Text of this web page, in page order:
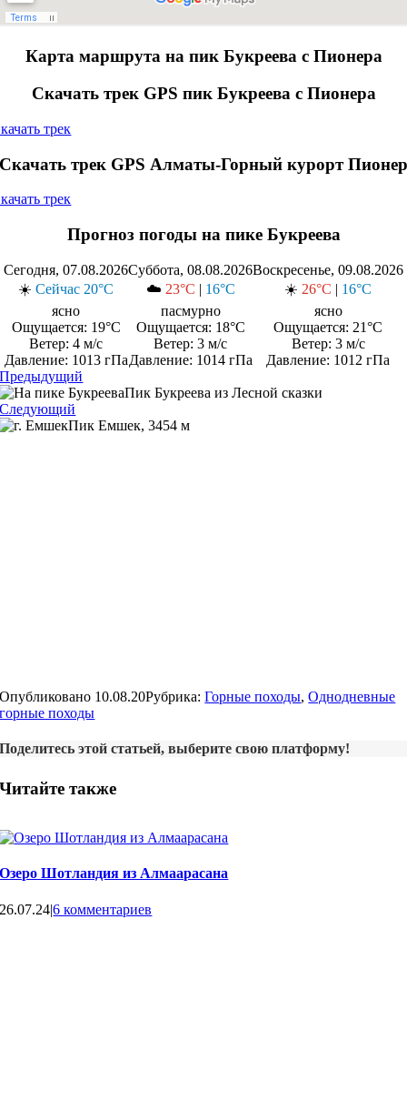
Карта маршрута на пик Букреева с Пионера
Скачать трек GPS пик Букреева с Пионера
трек
Скачать трек GPS Алматы-Горный курорт Пионер
трек
Прогноз погоды на пике Букреева
Сегодня, 07.08.2026
☀️ Сейчас 20°C
ясно
Ощущается: 19°C
Ветер: 4 м/с
Давление: 1013 гПа
Суббота, 08.08.2026
☁️ 23°C | 16°C
пасмурно
Ощущается: 18°C
Ветер: 3 м/с
Давление: 1014 гПа
Воскресенье, 09.08.2026
☀️ 26°C | 16°C
ясно
Ощущается: 21°C
Ветер: 3 м/с
Давление: 1012 гПа
Предыдущий
Пик Букреева из Лесной сказки
Следующий
Пик Емшек, 3454 м
Опубликовано 10.08.20Рубрика:Горные походы,Однодневные
горные походы
Поделитесь этой статьей, выберите свою платформу!
Читайте также
Озеро Шотландия из Алмаарасана
26.07.24|6 комментариев